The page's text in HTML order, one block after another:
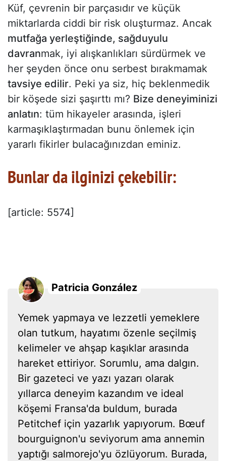
Küf, çevrenin bir parçasıdır ve küçük
miktarlarda ciddi bir risk oluşturmaz. Ancak
mutfağa yerleştiğinde, sağduyulu
davranmak, iyi alışkanlıkları sürdürmek ve
her şeyden önce onu serbest bırakmamak
tavsiye edilir. Peki ya siz, hiç beklenmedik
bir köşede sizi şaşırttı mı? Bize deneyiminizi
anlatın: tüm hikayeler arasında, işleri
karmaşıklaştırmadan bunu önlemek için
yararlı fikirler bulacağınızdan eminiz.
Bunlar da ilginizi çekebilir:
[article: 5574]
Patricia González
Yemek yapmaya ve lezzetli yemeklere
olan tutkum, hayatımı özenle seçilmiş
kelimeler ve ahşap kaşıklar arasında
hareket ettiriyor. Sorumlu, ama dalgın.
Bir gazeteci ve yazı yazarı olarak
yıllarca deneyim kazandım ve ideal
köşemi Fransa'da buldum, burada
Petitchef için yazarlık yapıyorum. Bœuf
bourguignon'u seviyorum ama annemin
yaptığı salmorejo'yu özlüyorum. Burada,